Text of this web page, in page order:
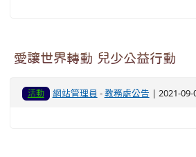
愛讓世界轉動 兒少公益行動
活動 網站管理員 -教務處公告 | 2021-